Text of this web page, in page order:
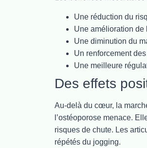
Une réduction du
Une amélioration de
Une diminution du
Un renforcement
Une meilleure
Des effets
Au-delà du cœur, la
l’ostéoporose menace.
risques de chute. Les
répétés du jogging.